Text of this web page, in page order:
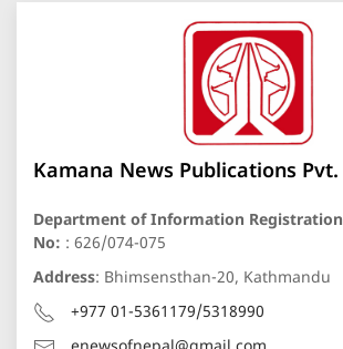
Kamana News Publications Pvt.
Department of Information Registration
No: : 626/074-075
Address: Bhimsensthan-20, Kathmandu
+977 01-5361179/5318990